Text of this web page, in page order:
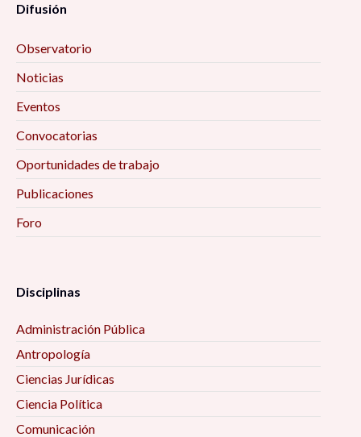
Difusión
Observatorio
Noticias
Eventos
Convocatorias
Oportunidades de trabajo
Publicaciones
Foro
Disciplinas
Administración Pública
Antropología
Ciencias Jurídicas
Ciencia Política
Comunicación